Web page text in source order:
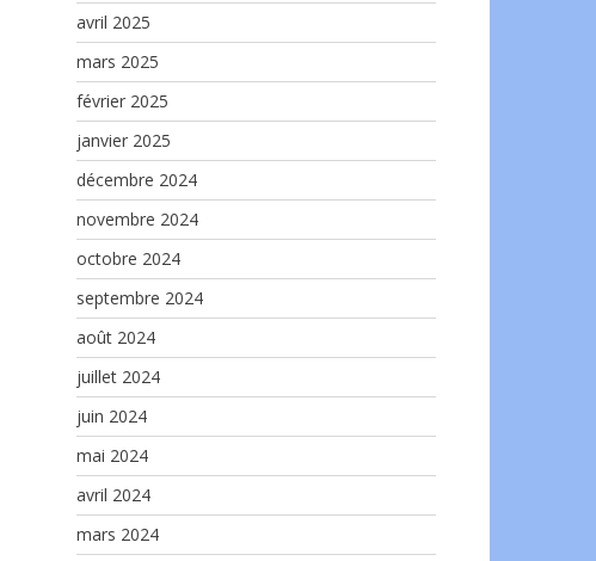
avril 2025
mars 2025
février 2025
janvier 2025
décembre 2024
novembre 2024
octobre 2024
septembre 2024
août 2024
juillet 2024
juin 2024
mai 2024
avril 2024
mars 2024